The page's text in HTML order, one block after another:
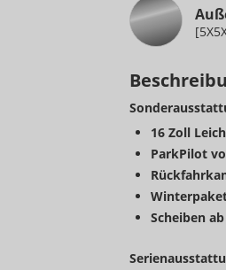
16 Zoll
ParkPilot
Scheiben